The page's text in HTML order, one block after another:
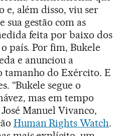
e, além disso, viu ser
sua gestão com as
feita por baixo dos
país. Por fim, Bukele
e anunciou a
tamanho do Exército. E
“Bukele segue o
mas em tempo
Manuel Vivanco,
Human Rights Watch.